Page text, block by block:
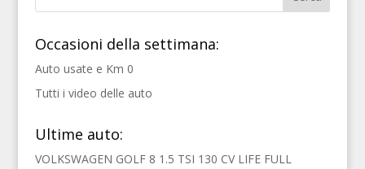
Occasioni della settimana:
Auto usate e Km 0
Tutti i video delle auto
Ultime auto:
VOLKSWAGEN GOLF 8 1.5 TSI 130 CV LIFE FULL